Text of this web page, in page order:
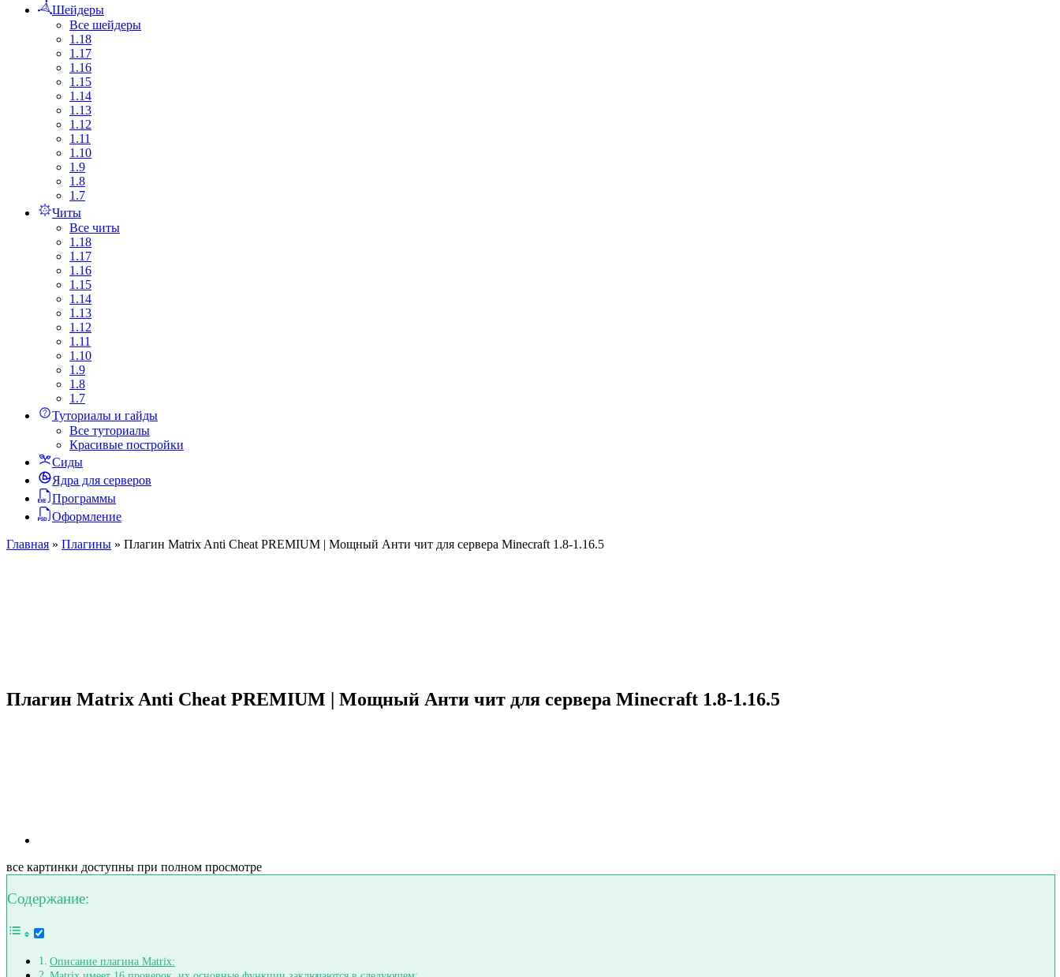
Шейдеры
Все шейдеры
1.18
1.17
1.16
1.15
1.14
1.13
1.12
1.11
1.10
1.9
1.8
1.7
Читы
Все читы
1.18
1.17
1.16
1.15
1.14
1.13
1.12
1.11
1.10
1.9
1.8
1.7
Туториалы и гайды
Все туториалы
Красивые постройки
Сиды
Ядра для серверов
Программы
Оформление
Главная » Плагины » Плагин Matrix Anti Cheat PREMIUM | Мощный Анти чит для сервера Minecraft 1.8-1.16.5
Плагин Matrix Anti Cheat PREMIUM | Мощный Анти чит для сервера Minecraft 1.8-1.16.5
все картинки доступны при полном просмотре
Содержание:
Описание плагина Matrix: